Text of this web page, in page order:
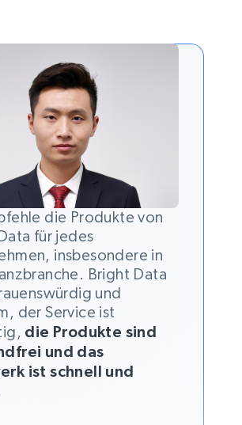
die Produkte von
für jedes
insbesondere in
Bright Data
und
der Service ist
die Produkte sind
und das
ist schnell und